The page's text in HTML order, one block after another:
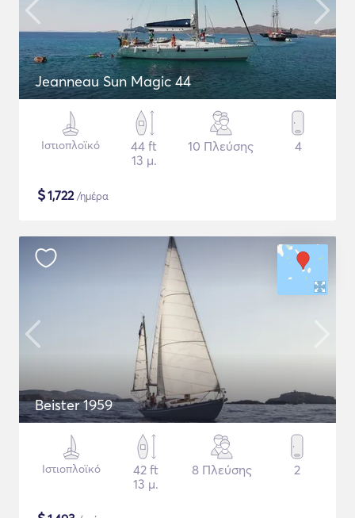
Jeanneau Sun Magic 44
Ιστιοπλοϊκό
44 ft
13 μ.
10 Πλεύσης 4
$1,722/ημέρα
Beister 1959
Ιστιοπλοϊκό
42 ft
13 μ.
8 Πλεύσης 2